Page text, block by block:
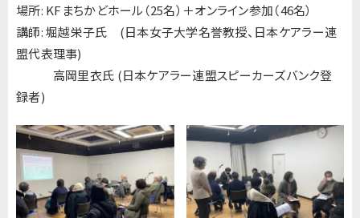
場所: KFまちかどホール（25名）＋オンライン参加（46名）
講師: 堀越栄子氏 (日本女子大学名誉教授、日本ケアラー連
盟代表理事)
高岡里衣氏 (日本ケアラー連盟スピーカーズバンク登
録者)